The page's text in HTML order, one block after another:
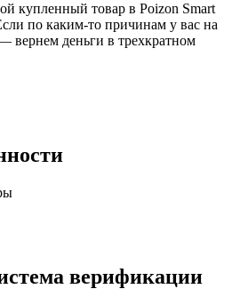
купленный товар в Poizon Smart
по каким-то причинам у вас на
вернем деньги в трехкратном
верификации